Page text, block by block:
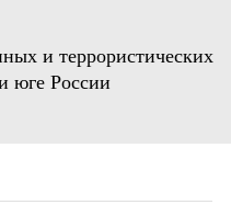
и террористических
юге России